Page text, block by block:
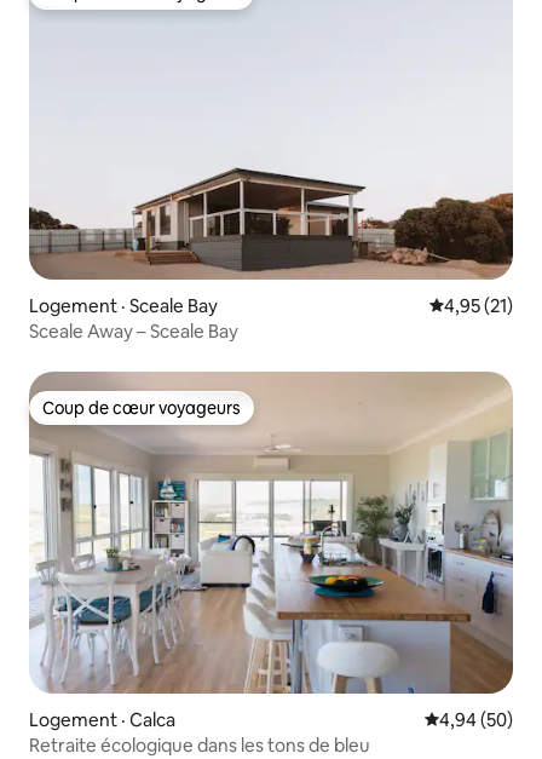
Logement · Sceale Bay Note
4,95 (21)
Sceale Away – Sceale Bay
Coup de cœur voyageurs
Coup de cœur voyageurs
Logement · Calca Note
4,94 (50)
Retraite écologique dans les tons de bleu